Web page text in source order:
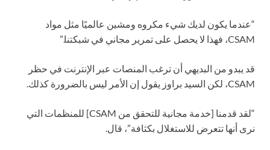
“عندما يكون لديك شيء مكروه ومشين عالميًا مثل مواد
CSAM، فهذا لا يحصل على تمرير مجاني في شبكتنا.”
قد يبدو من البديهي أن ترغب المنصات عبر الإنترنت في حظر
CSAM، لكن السيد براوز يقول إن الأمر ليس بالضرورة كذلك.
“لقد قدمنا [خدمة مجانية للتحقق من CSAM] للمنظمات التي
نرى أنها تتعرض للاستغلال بكثافة”، قال.